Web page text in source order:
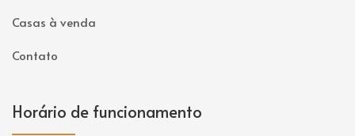
Casas à venda
Contato
Horário de funcionamento